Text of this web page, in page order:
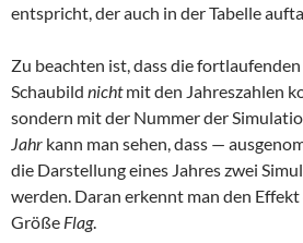
entspricht, der auch in der Tabelle
Zu beachten ist, dass die
Schaubild nichtmit den Jahreszahlen
sondern mit der Nummer der
Jahr kann man sehen, dass —
die Darstellung eines Jahres zwei
werden. Daran erkennt man den Effekt
Größe Flag.